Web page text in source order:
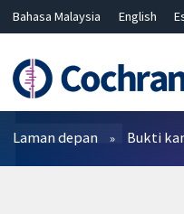
Bahasa Malaysia English
Hrvatski
Deutsch ไทย
简体中文
Penapis
Laman depan Bukti